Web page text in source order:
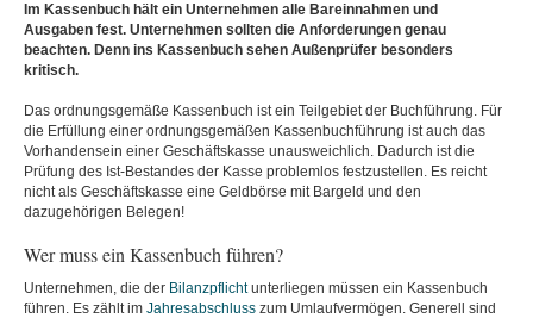
Im Kassenbuch hält ein Unternehmen alle Bareinnahmen und
Ausgaben fest. Unternehmen sollten die Anforderungen genau
beachten. Denn ins Kassenbuch sehen Außenprüfer besonders
kritisch.
Das ordnungsgemäße Kassenbuch ist ein Teilgebiet der Buchführung. Für
die Erfüllung einer ordnungsgemäßen Kassenbuchführung ist auch das
Vorhandensein einer Geschäftskasse unausweichlich. Dadurch ist die
Prüfung des Ist-Bestandes der Kasse problemlos festzustellen. Es reicht
nicht als Geschäftskasse eine Geldbörse mit Bargeld und den
dazugehörigen Belegen!
Wer muss ein Kassenbuch führen?
Unternehmen, die der Bilanzpflichtunterliegen müssen ein Kassenbuch
führen. Es zählt im Jahresabschluss zum Umlaufvermögen. Generell sind